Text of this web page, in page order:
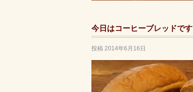
今日はコーヒーブレッドです
投稿 2014年6月16日